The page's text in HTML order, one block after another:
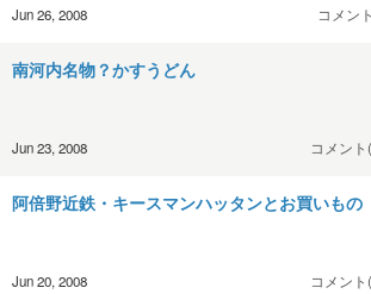
Jun 26, 2008 コメン
南河内名物？かすうどん
Jun 23, 2008 コメント
阿倍野近鉄・キースマンハッタンとお買いもの
Jun 20, 2008 コメント